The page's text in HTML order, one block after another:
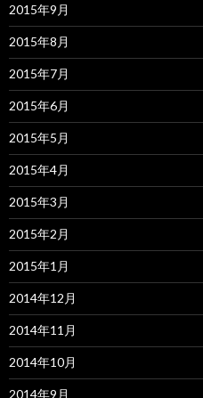
2015年9月
2015年8月
2015年7月
2015年6月
2015年5月
2015年4月
2015年3月
2015年2月
2015年1月
2014年12月
2014年11月
2014年10月
2014年9月